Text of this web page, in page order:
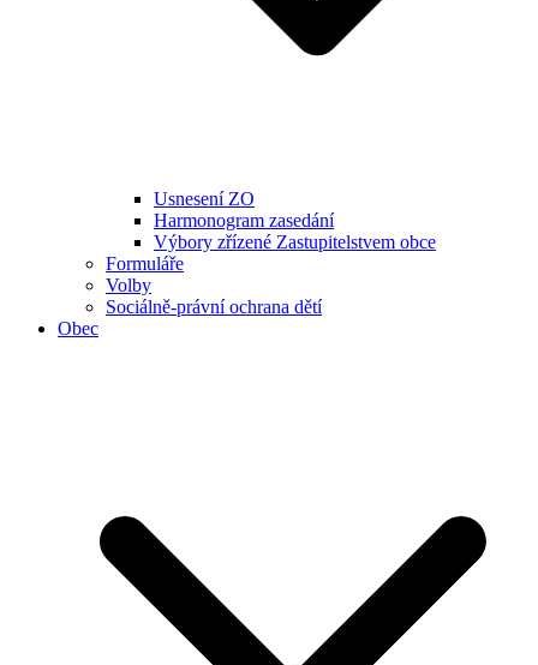
Usnesení ZO
Harmonogram zasedání
Výbory zřízené Zastupitelstvem obce
Formuláře
Volby
Sociálně-právní ochrana dětí
Obec